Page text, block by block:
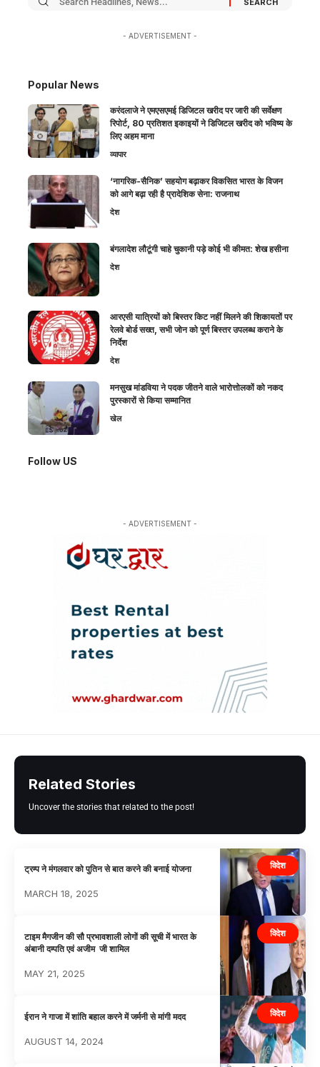
- ADVERTISEMENT -
Popular News
करंदलाजे ने एमएसएमई डिजिटल खरीद पर जारी की सर्वेक्षण
रिपोर्ट, 80 प्रतिशत इकाइयों ने डिजिटल खरीद को भविष्य के
लिए अहम माना
व्यापार
‘नागरिक-सैनिक’ सहयोग बढ़ाकर विकसित भारत के विजन
को आगे बढ़ा रही है प्रादेशिक सेना: राजनाथ
देश
बंगलादेश लौटूंगी चाहे चुकानी पड़े कोई भी कीमत: शेख हसीना
देश
आरएसी यात्रियों को बिस्तर किट नहीं मिलने की शिकायतों पर
रेलवे बोर्ड सख्त, सभी जोन को पूर्ण बिस्तर उपलब्ध कराने के
निर्देश
देश
मनसुख मांडविया ने पदक जीतने वाले भारोत्तोलकों को नकद
पुरस्कारों से किया सम्मानित
खेल
Follow US
- ADVERTISEMENT -
Related Stories
Uncover the stories that related to the post!
विदेश
ट्रम्प ने मंगलवार को पुतिन से बात करने की बनाई योजना
MARCH 18, 2025
विदेश
टाइम मैगजीन की सौ प्रभावशाली लोगों की सूची में भारत के
अंबानी दम्पति एवं अजीम जी शामिल
MAY 21, 2025
विदेश
ईरान ने गाजा में शांति बहाल करने में जर्मनी से मांगी मदद
AUGUST 14, 2024